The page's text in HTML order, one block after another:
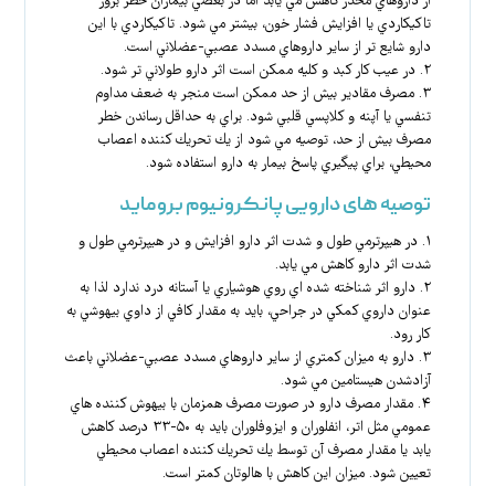
تاكيكاردي يا افزايش فشار خون، بيشتر مي شود. تاكيكاردي با اين
دارو شايع تر از ساير داروهاي مسدد عصبي-عضلاني است.
۲. در عيب كار كبد و كليه ممكن است اثر دارو طولاني تر شود.
۳. مصرف مقادير بيش از حد ممكن است منجر به ضعف مداوم
تنفسي يا آپنه و كلاپسي قلبي شود. براي به حداقل رساندن خطر
مصرف بيش از حد، توصيه مي شود از يك تحريك كننده اعصاب
محيطي، براي پيگيري پاسخ بيمار به دارو استفاده شود.
توصیه های دارویی پانکرونیوم بروماید
۱. در هيپرترمي طول و شدت اثر دارو افزايش و در هيپرترمي طول و
شدت اثر دارو كاهش مي يابد.
۲. دارو اثر شناخته شده اي روي هوشياري يا آستانه درد ندارد لذا به
عنوان داروي كمكي در جراحي، بايد به مقدار كافي از داوي بيهوشي به
كار رود.
۳. دارو به ميزان كمتري از ساير داروهاي مسدد عصبي-عضلاني باعث
آزادشدن هيستامين مي شود.
۴. مقدار مصرف دارو در صورت مصرف همزمان با بيهوش كننده هاي
عمومي مثل اتر، انفلوران و ايزوفلوران بايد به ۵۰-۳۳ درصد كاهش
يابد يا مقدار مصرف آن توسط يك تحريك كننده اعصاب محيطي
تعيين شود. ميزان اين كاهش با هالوتان كمتر است.